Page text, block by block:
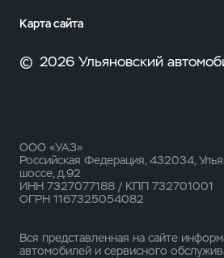
Карта сайта
© 2026 Ульяновский
ООО «УАЗ»
Российская Федерация, 432034,
шоссе, д.92
ИНН 7327077188 / КПП 732701001
ОГРН 1167325054082
Вся представленная на сайте
автомобилей и сервисного